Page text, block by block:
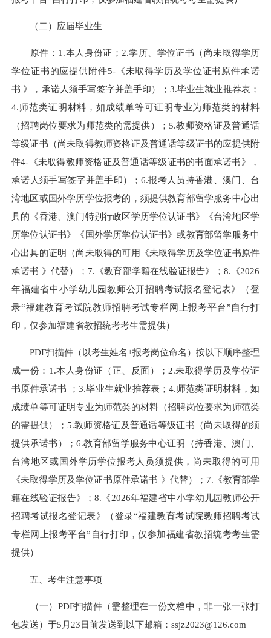
（二）应届毕业生
原件：1.本人身份证；2.学历、学位证书（尚未取得学历
学位证书的应提供附件5-《未取得学历及学位证书原件承诺
书 》，承诺人须手写签字并盖手印）；3.毕业生就业推荐表；
4.师范类证明材料，如成绩单等可证明专业为师范类的材料
（招聘岗位要求为师范类的需提供）；5.教师资格证及普通话
等级证书（尚未取得教师资格证及普通话等级证书的应提供附
件4-《未取得教师资格证及普通话等级证书的书面承诺书》，
承诺人须手写签字并盖手印）；6.报考人员持香港、澳门、台
湾地区或国外学历学位报考的，须提供教育部留学服务中心出
具的《香港、澳门特别行政区学历学位认证书》《台湾地区学
历学位认证书》《国外学历学位认证书》或教育部留学服务中
心出具的证明（尚未取得的可用《未取得学历及学位证书原件
承诺书 》代替）；7.《教育部学籍在线验证报告》；8.《2026
年福建省中小学幼儿园教师公开招聘考试报名登记表》（登
录“福建教育考试院教师招聘考试专栏网上报考平台”自行打
印，仅参加福建省教招统考考生需提供）
PDF扫描件（以考生姓名+报考岗位命名）按以下顺序整理
成一份：1.本人身份证（正、反面）；2.未取得学历及学位证
书原件承诺书 ；3.毕业生就业推荐表；4.师范类证明材料，如
成绩单等可证明专业为师范类的材料（招聘岗位要求为师范类
的需提供）；5.教师资格证及普通话等级证书（尚未取得的须
提供承诺书）；6.教育部留学服务中心证明（持香港、澳门、
台湾地区或国外学历学位报考人员须提供，尚未取得的可用
《未取得学历及学位证书原件承诺书 》代替）；7.《教育部学
籍在线验证报告》；8.《2026年福建省中小学幼儿园教师公开
招聘考试报名登记表》（登录“福建教育考试院教师招聘考试
专栏网上报考平台”自行打印，仅参加福建省教招统考考生需
提供）
五、考生注意事项
（一）PDF扫描件（需整理在一份文档中，非一张一张打
包发送）于5月23日前发送到以下邮箱：ssjz2023@126.com